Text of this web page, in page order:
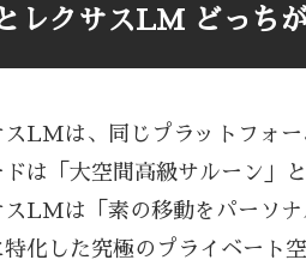
レクサスLM どっち
スLMは、同じプラットフォ
は「大空間高級サルーン」
スLMは「素の移動をパーソ
化した究極のプライベート